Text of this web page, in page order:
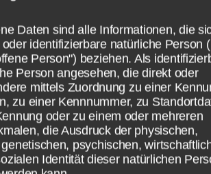
Sieger der Show
den Raab 15 Spiele,
Punkte definiert. Spiel 1
Daten sind alle Informationen, die
identifizierbare natürliche Person
Person") beziehen. Als
Person angesehen, die direkt oder
mittels Zuordnung zu einer
zu einer Kennnummer, zu
oder zu einem oder mehreren
die Ausdruck der physischen,
psychischen,
Identität dieser natürlichen